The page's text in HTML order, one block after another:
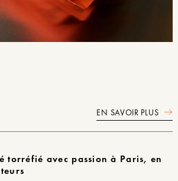
EN SAVOIR PLUS
torréfié avec passion à Paris, en